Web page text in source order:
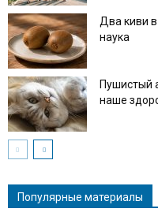
Два киви в
наука
Пушистый
наше
Популярные материалы